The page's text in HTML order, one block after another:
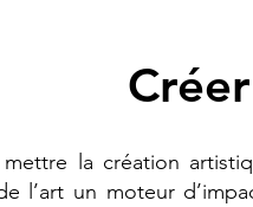
mettre la création
l’art un moteur